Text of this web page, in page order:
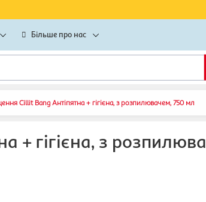
Більше про нас
Cillit Bang Антіпятна + гігієна, з розпилювачем, 750 мл
+ гігієна, з